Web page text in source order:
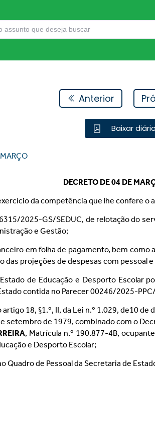
Anterior
Baixar diário
MARÇO
DECRETO DE04 DE
da competência que lhe confere o
2025-GS/SEDUC, de relotação do
e Gestão;
em folha de pagamento, bem como
projeções de despesas com pessoal
de Educação e Desporto Escolar
contida no Parecer 00246/2025-
18, §1.º, II, da Lei n.º 1.029, de10
setembro de 1979, combinado com o
, Matrícula n.º 190.877-4B,
e Desporto Escolar;
Quadro de Pessoal da Secretaria de